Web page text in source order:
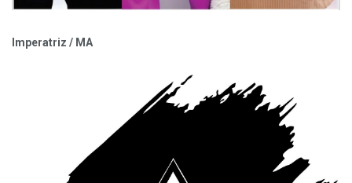
Imperatriz / MA